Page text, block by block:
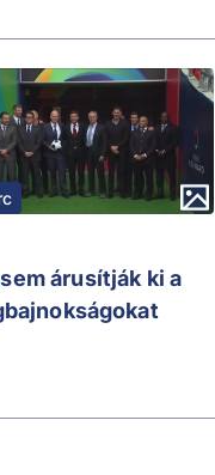
árusítják ki a